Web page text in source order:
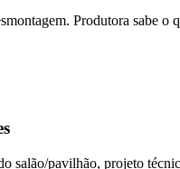
Produtora sabe o
salão/pavilhão, projeto